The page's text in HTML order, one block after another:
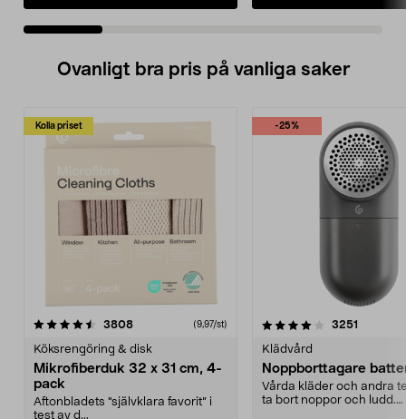
Ovanligt bra pris på vanliga saker
Kolla priset
3808recensioner (9,97/st)
Köksrengöring & disk
Mikrofiberduk 32 x 31 cm, 4-
pack
Aftonbladets "självklara favorit” i
test av d...
-25%
4.0av 5 stjärnor 3251
Klädvård
Noppborttagare
Vårda kläder och andra
ta bort noppor och ludd.
4.5av 5 stjärnor